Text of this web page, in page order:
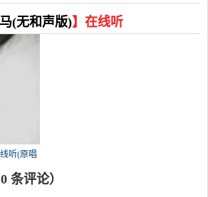
(无和声版)】在线听
听(原唱
0 条评论）